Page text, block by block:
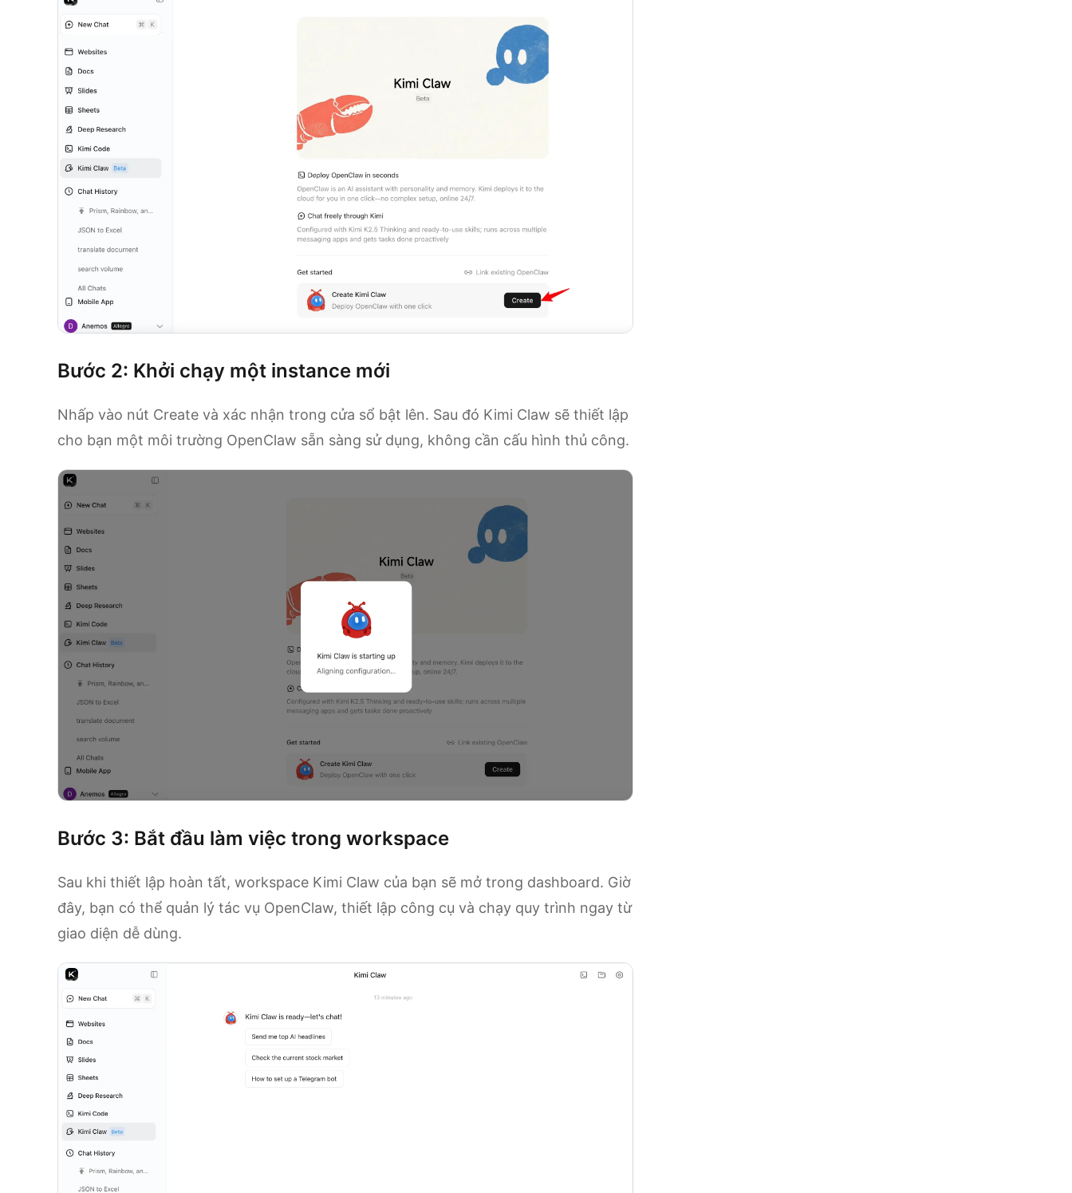
Bước 2: Khởi chạy một instance mới
Nhấp vào nút Create và xác nhận trong cửa sổ bật lên. Sau đó Kimi Claw sẽ thiết lập
cho bạn một môi trường OpenClaw sẵn sàng sử dụng, không cần cấu hình thủ công.
Bước 3: Bắt đầu làm việc trong workspace
Sau khi thiết lập hoàn tất, workspace Kimi Claw của bạn sẽ mở trong dashboard. Giờ
đây, bạn có thể quản lý tác vụ OpenClaw, thiết lập công cụ và chạy quy trình ngay từ
giao diện dễ dùng.